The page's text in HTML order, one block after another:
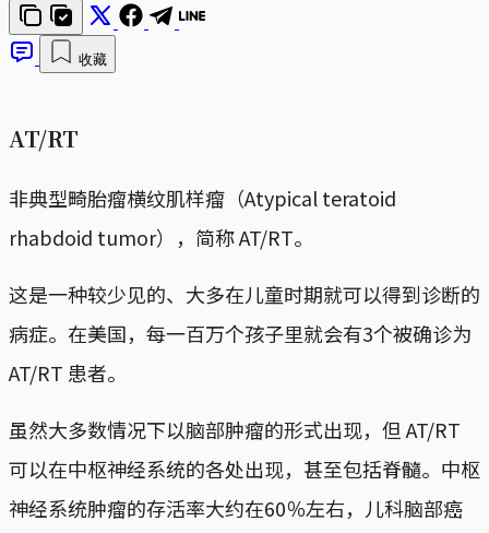
收藏
AT/RT
非典型畸胎瘤横纹肌样瘤（Atypical teratoid
rhabdoid tumor），简称 AT/RT。
这是一种较少见的、大多在儿童时期就可以得到诊断的
病症。在美国，每一百万个孩子里就会有3个被确诊为
AT/RT 患者。
虽然大多数情况下以脑部肿瘤的形式出现，但 AT/RT
可以在中枢神经系统的各处出现，甚至包括脊髓。中枢
神经系统肿瘤的存活率大约在60％左右，儿科脑部癌